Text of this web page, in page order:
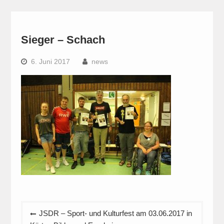
Sieger – Schach
6. Juni 2017 news
Beitragsnavigation
JSDR – Sport- und Kulturfest am 03.06.2017 in